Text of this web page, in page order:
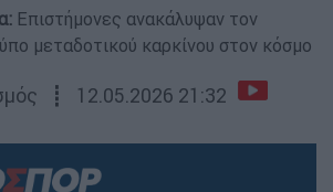
Επιστήμονες ανακάλυψαν τον
μεταδοτικού καρκίνου στον κόσμο
┋ 12.05.2026 21:32